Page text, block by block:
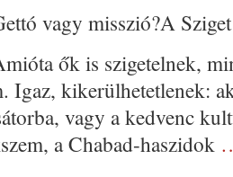
vagy misszió?A
ők is szigetelnek,
Igaz, kikerülhetetlenek:
vagy a kedvenc
a Chabad-haszidok